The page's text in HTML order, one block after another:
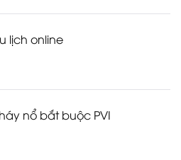
lịch online
nổ bắt buộc PVI